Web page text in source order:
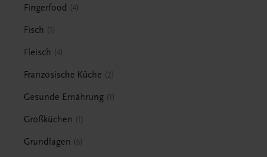
Fingerfood 4
Fisch 1
Fleisch 4
Französische Küche 2
Gesunde Ernährung 1
Großküchen 1
Grundlagen 6